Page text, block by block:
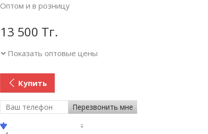
Оптом и в розницу
13 500 Тг.
Показать оптовые цены
Купить
Перезвонить мне